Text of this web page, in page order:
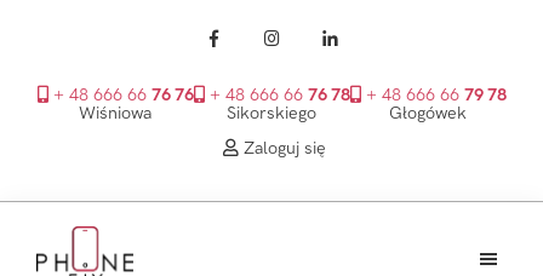
+ 48 666 66 76 76
Wiśniowa
+ 48 666 66 76 78
Sikorskiego
+ 48 666 66 79 78
Głogówek
Zaloguj się